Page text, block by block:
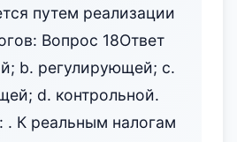
путем реализации
Вопрос 18Ответ
b. регулирующей; c.
d. контрольной.
. К реальным налогам